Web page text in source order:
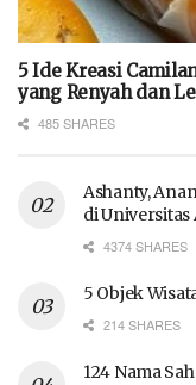
5 Ide Kreasi
yang Renyah dan
485 SHARES
Ashanty,
di
4374 SHARES
5 Objek
214 SHARES
124 Nama